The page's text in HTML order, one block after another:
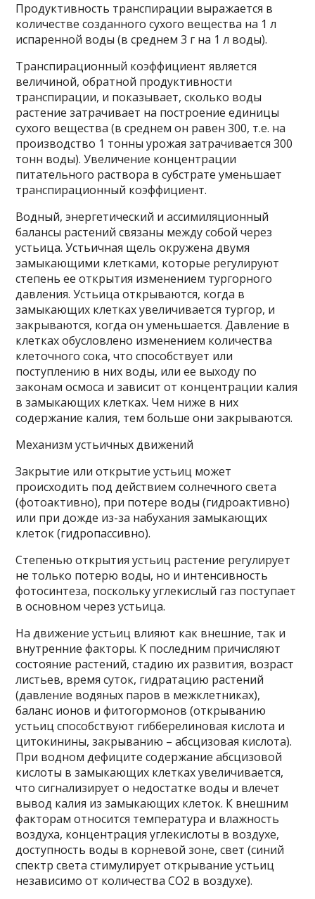
Продуктивность транспирации выражается в
количестве созданного сухого вещества на 1 л
испаренной воды (в среднем 3 г на 1 л воды).
Транспирационный коэффициент является
величиной, обратной продуктивности
транспирации, и показывает, сколько воды
растение затрачивает на построение единицы
сухого вещества (в среднем он равен 300, т.е. на
производство 1 тонны урожая затрачивается 300
тонн воды). Увеличение концентрации
питательного раствора в субстрате уменьшает
транспирационный коэффициент.
Водный, энергетический и ассимиляционный
балансы растений связаны между собой через
устьица. Устьичная щель окружена двумя
замыкающими клетками, которые регулируют
степень ее открытия изменением тургорного
давления. Устьица открываются, когда в
замыкающих клетках увеличивается тургор, и
закрываются, когда он уменьшается. Давление в
клетках обусловлено изменением количества
клеточного сока, что способствует или
поступлению в них воды, или ее выходу по
законам осмоса и зависит от концентрации калия
в замыкающих клетках. Чем ниже в них
содержание калия, тем больше они закрываются.
Механизм устьичных движений
Закрытие или открытие устьиц может
происходить под действием солнечного света
(фотоактивно), при потере воды (гидроактивно)
или при дожде из-за набухания замыкающих
клеток (гидропассивно).
Степенью открытия устьиц растение регулирует
не только потерю воды, но и интенсивность
фотосинтеза, поскольку углекислый газ поступает
в основном через устьица.
На движение устьиц влияют как внешние, так и
внутренние факторы. К последним причисляют
состояние растений, стадию их развития, возраст
листьев, время суток, гидратацию растений
(давление водяных паров в межклетниках),
баланс ионов и фитогормонов (открыванию
устьиц способствуют гибберелиновая кислота и
цитокинины, закрыванию – абсцизовая кислота).
При водном дефиците содержание абсцизовой
кислоты в замыкающих клетках увеличивается,
что сигнализирует о недостатке воды и влечет
вывод калия из замыкающих клеток. К внешним
факторам относится температура и влажность
воздуха, концентрация углекислоты в воздухе,
доступность воды в корневой зоне, свет (синий
спектр света стимулирует открывание устьиц
независимо от количества СO2 в воздухе).